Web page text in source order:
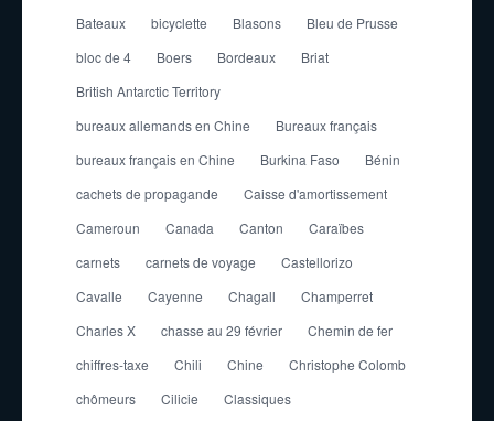
Bateaux
bicyclette Blasons
Bleu de Prusse
bloc de 4
Boers Bordeaux
Briat
British Antarctic Territory
bureaux allemands en Chine
Bureaux français
bureaux français en Chine
Burkina Faso
Bénin
cachets de propagande
Caisse d'amortissement
Cameroun
Canada Canton
Caraïbes
carnets
carnets de voyage
Castellorizo
Cavalle
Cayenne Chagall
Champerret
Charles X
chasse au 29 février
Chemin de fer
chiffres-taxe
Chili Chine
Christophe Colomb
chômeurs
Cilicie
Classiques